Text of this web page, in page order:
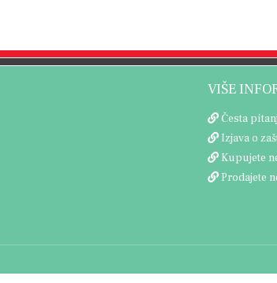
VIŠE
Česta
Izjava o
Kupujete
Prodajete